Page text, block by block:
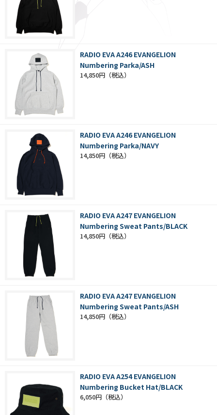
RADIO EVA A246 EVANGELION
Numbering Parka/ASH
14,850円
RADIO EVA A246 EVANGELION
Numbering Parka/NAVY
14,850円
RADIO EVA A247 EVANGELION
Numbering Sweat Pants/BLACK
14,850円
RADIO EVA A247 EVANGELION
Numbering Sweat Pants/ASH
14,850円
RADIO EVA A254 EVANGELION
Numbering Bucket Hat/BLACK
6,050円